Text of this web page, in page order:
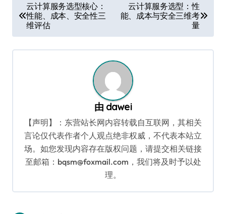
章
导
航
云计算服务选型核心：
性能、成本、安全性三
维评估
云计算服务选型：性
能、成本与安全三维考
量
由 dawei
【声明】：东营站长网内容转载自互联网，其相关
言论仅代表作者个人观点绝非权威，不代表本站立
场。如您发现内容存在版权问题，请提交相关链接
至邮箱：bqsm@foxmail.com，我们将及时予以处
理。